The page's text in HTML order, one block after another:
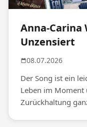
Anna-Carina
Unzensiert
08.07.2026
Der Song ist ein
Leben im Moment
Zurückhaltung